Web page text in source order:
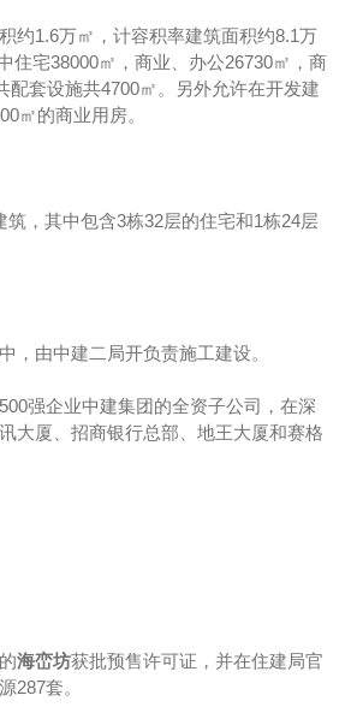
约1.6万㎡，计容积率建筑面积约8.1万
住宅38000㎡，商业、办公26730㎡，商
配套设施共4700㎡。另外允许在开发建
㎡的商业用房。
筑，其中包含3栋32层的住宅和1栋24层
，由中建二局开负责施工建设。
强企业中建集团的全资子公司，在深
大厦、招商银行总部、地王大厦和赛格
海峦坊获批预售许可证，并在住建局官
287套。